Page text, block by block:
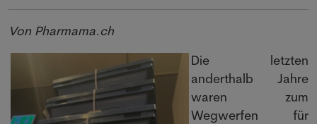
Von Pharmama.ch
Die letzten
anderthalb Jahre
waren zum
Wegwerfen für